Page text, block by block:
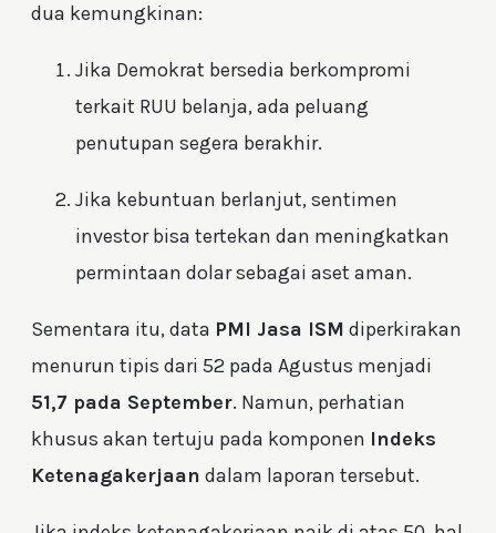
dua kemungkinan:
Jika Demokrat bersedia berkompromi
terkait RUU belanja, ada peluang
penutupan segera berakhir.
Jika kebuntuan berlanjut, sentimen
investor bisa tertekan dan meningkatkan
permintaan dolar sebagai aset aman.
Sementara itu, data PMI Jasa ISM diperkirakan
menurun tipis dari 52 pada Agustus menjadi
51,7 pada September. Namun, perhatian
khusus akan tertuju pada komponen Indeks
Ketenagakerjaan dalam laporan tersebut.